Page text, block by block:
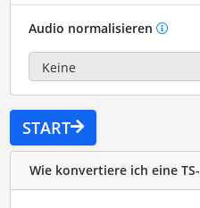
Audio normalisieren
START
Wie konvertiere ich eine